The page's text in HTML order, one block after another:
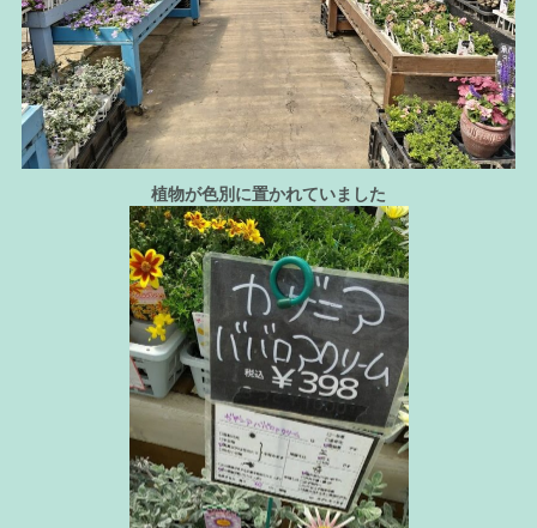
植物が色別に置かれていました